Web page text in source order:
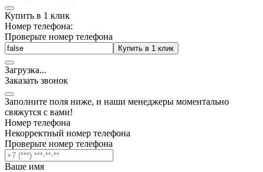
Купить в 1 клик
Номер телефона:
Проверьте номер телефона
Купить в 1 клик
Загрузка...
Заказать звонок
Заполните поля ниже, и наши менеджеры моментально
свяжутся с вами!
Номер телефона
Некорректный номер телефона
Проверьте номер телефона
Ваше имя